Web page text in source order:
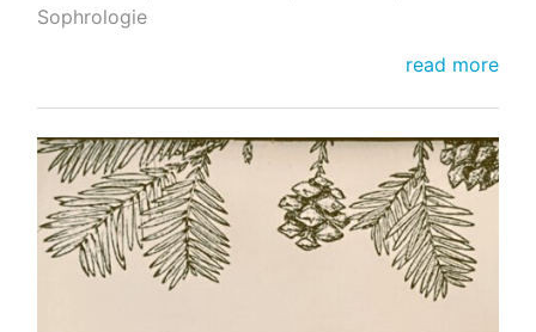
Sophrologie
Sophrologie
Janvier-
Mars
2024
read more